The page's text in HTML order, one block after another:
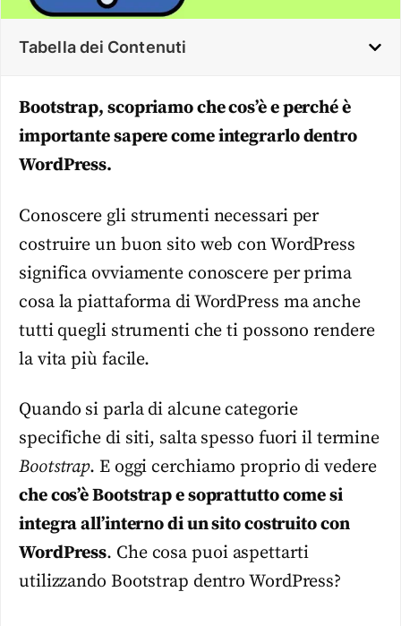
Tabella dei Contenuti
Bootstrap, scopriamo che cos’è e perché è
importante sapere come integrarlo dentro
WordPress.
Conoscere gli strumenti necessari per
costruire un buon sito web con WordPress
significa ovviamente conoscere per prima
cosa la piattaforma di WordPress ma anche
tutti quegli strumenti che ti possono rendere
la vita più facile.
Quando si parla di alcune categorie
specifiche di siti, salta spesso fuori il termine
Bootstrap. E oggi cerchiamo proprio di vedere
che cos’è Bootstrap e soprattutto come si
integra all’interno di un sito costruito con
WordPress. Che cosa puoi aspettarti
utilizzando Bootstrap dentro WordPress?